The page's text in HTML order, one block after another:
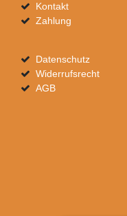
Kontakt
Zahlung
Datenschutz
Widerrufsrecht
AGB